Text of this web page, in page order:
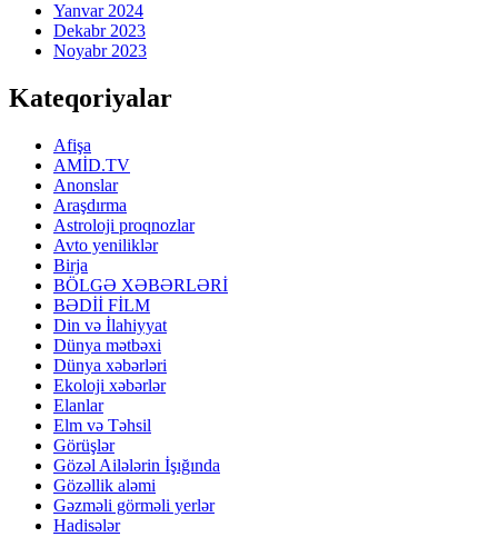
Yanvar 2024
Dekabr 2023
Noyabr 2023
Kateqoriyalar
Afişa
AMİD.TV
Anonslar
Araşdırma
Astroloji proqnozlar
Avto yeniliklər
Birja
BÖLGƏ XƏBƏRLƏRİ
BƏDİİ FİLM
Din və İlahiyyat
Dünya mətbəxi
Dünya xəbərləri
Ekoloji xəbərlər
Elanlar
Elm və Təhsil
Görüşlər
Gözəl Ailələrin İşığında
Gözəllik aləmi
Gəzməli görməli yerlər
Hadisələr